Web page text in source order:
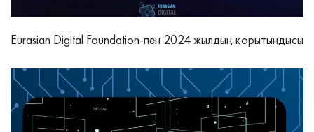
Eurasian Digital Foundation-пен 2024 жылдың қорытындысы